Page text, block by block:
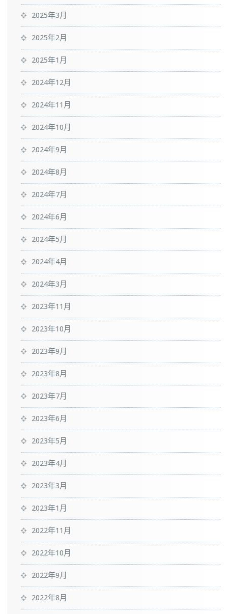
2025年3月
2025年2月
2025年1月
2024年12月
2024年11月
2024年10月
2024年9月
2024年8月
2024年7月
2024年6月
2024年5月
2024年4月
2024年3月
2023年11月
2023年10月
2023年9月
2023年8月
2023年7月
2023年6月
2023年5月
2023年4月
2023年3月
2023年1月
2022年11月
2022年10月
2022年9月
2022年8月